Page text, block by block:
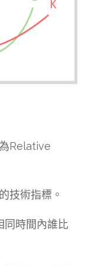
Relative
技術指標。
同時間內誰比